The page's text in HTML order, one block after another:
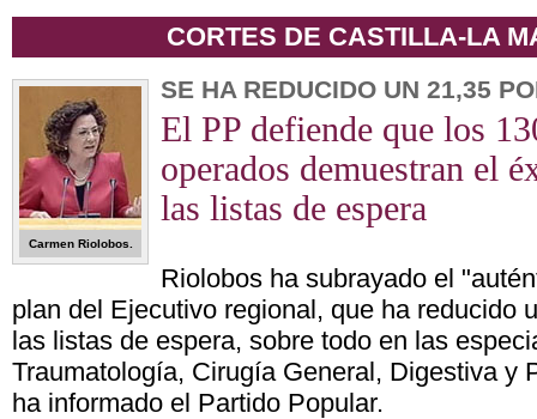
CORTES DE CASTILLA-LA
Carmen Riolobos.
SE HA REDUCIDO UN 21,35
El PP defiende que los
operados demuestran el
las listas de espera
Riolobos ha subrayado el
plan del Ejecutivo regional, que ha reducido
las listas de espera, sobre todo en las
Traumatología, Cirugía General, Digestiva y
ha informado el Partido Popular.